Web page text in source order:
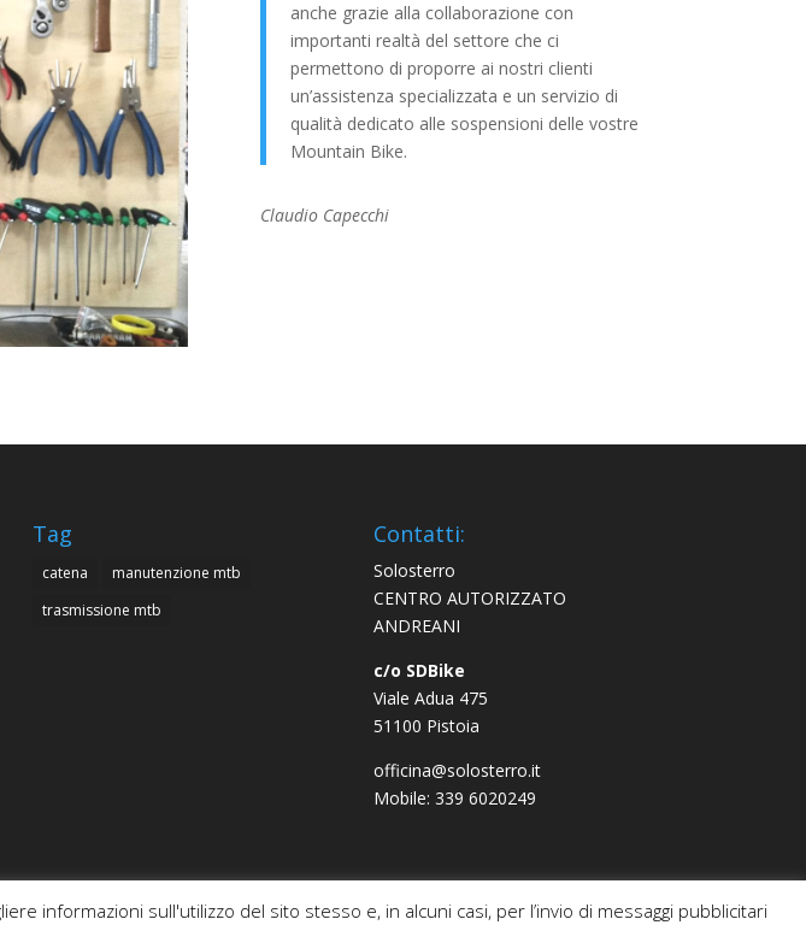
anche grazie alla collaborazione con
importanti realtà del settore che ci
permettono di proporre ai nostri clienti
un’assistenza specializzata e un servizio di
qualità dedicato alle sospensioni delle vostre
Mountain Bike.
Claudio Capecchi
Tag
catena
manutenzione mtb
trasmissione mtb
Contatti:
Solosterro
CENTRO AUTORIZZATO
ANDREANI
c/o SDBike
Viale Adua 475
51100 Pistoia
officina@solosterro.it
Mobile: 339 6020249
informazioni sull'utilizzo del sito stesso e, in alcuni casi, per l’invio di messaggi pubblicitari